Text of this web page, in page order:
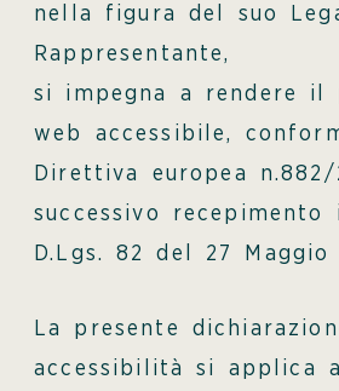
nella figura del suo
Rappresentante,
si impegna a rendere il
web accessibile,
Direttiva europea
successivo
D.Lgs. 82 del 27 Maggio
La presente
accessibilità si applica